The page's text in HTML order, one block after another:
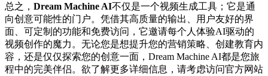
总之， Dream Machine AI不仅是一个视频生成工具；它是通
向创意可能性的门户。凭借其高质量的输出、用户友好的界
面、可定制的功能和免费访问，它邀请每个人体验AI驱动的
视频创作的魔力。无论您是想提升您的营销策略、创建教育内
容，还是仅仅探索您的创意一面，Dream Machine AI都是您旅
程中的完美伴侣。欲了解更多详细信息，请考虑访问官方网站